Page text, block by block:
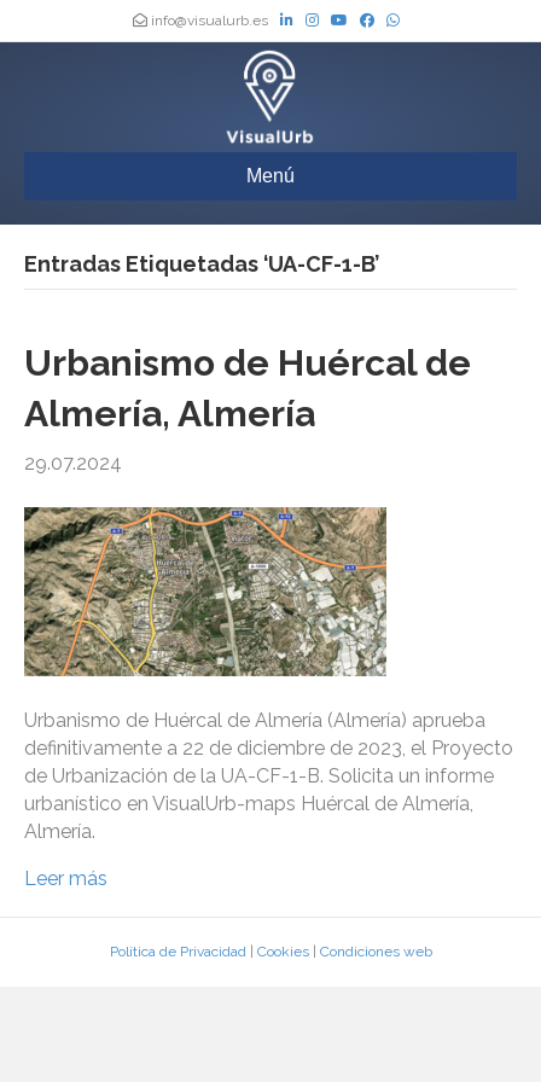
info@visualurb.es
Menú
Entradas Etiquetadas ‘UA-CF-1-B’
Urbanismo de Huércal de
Almería, Almería
29.07.2024
Urbanismo de Huércal de Almería (Almería) aprueba
definitivamente a 22 de diciembre de 2023, el Proyecto
de Urbanización de la UA-CF-1-B. Solicita un informe
urbanístico en VisualUrb-maps Huércal de Almería,
Almería.
Leer más
Política de Privacidad| Cookies| Condiciones web